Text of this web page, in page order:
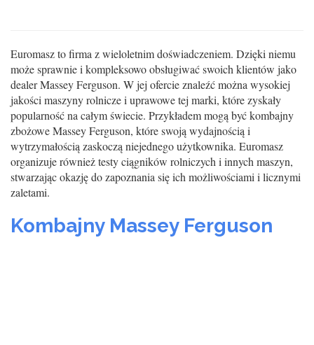
Euromasz to firma z wieloletnim doświadczeniem. Dzięki niemu
może sprawnie i kompleksowo obsługiwać swoich klientów jako
dealer Massey Ferguson. W jej ofercie znaleźć można wysokiej
jakości maszyny rolnicze i uprawowe tej marki, które zyskały
popularność na całym świecie. Przykładem mogą być kombajny
zbożowe Massey Ferguson, które swoją wydajnością i
wytrzymałością zaskoczą niejednego użytkownika. Euromasz
organizuje również testy ciągników rolniczych i innych maszyn,
stwarzając okazję do zapoznania się ich możliwościami i licznymi
zaletami.
Kombajny Massey Ferguson